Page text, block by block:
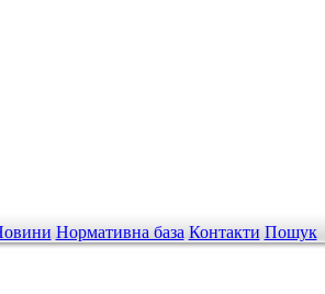
Нормативна база Контакти Пошук